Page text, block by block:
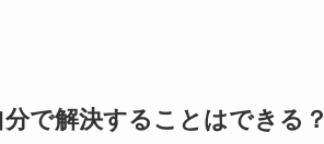
分で解決することはできる？